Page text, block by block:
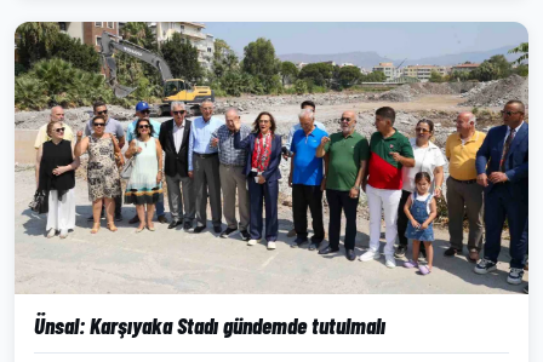
Ünsal: Karşıyaka Stadı gündemde tutulmalı